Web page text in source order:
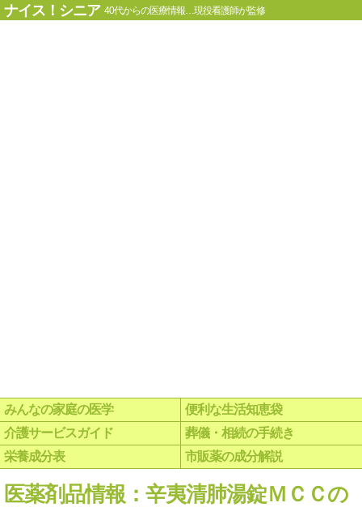
ナイス！シニア 40代からの医療情報…現役看護師が監修
みんなの家庭の医学
便利な生活知恵袋
介護サービスガイド
葬儀・相続の手続き
栄養成分表
市販薬の成分解説
医薬剤品情報：辛夷清肺湯錠ＭＣＣの